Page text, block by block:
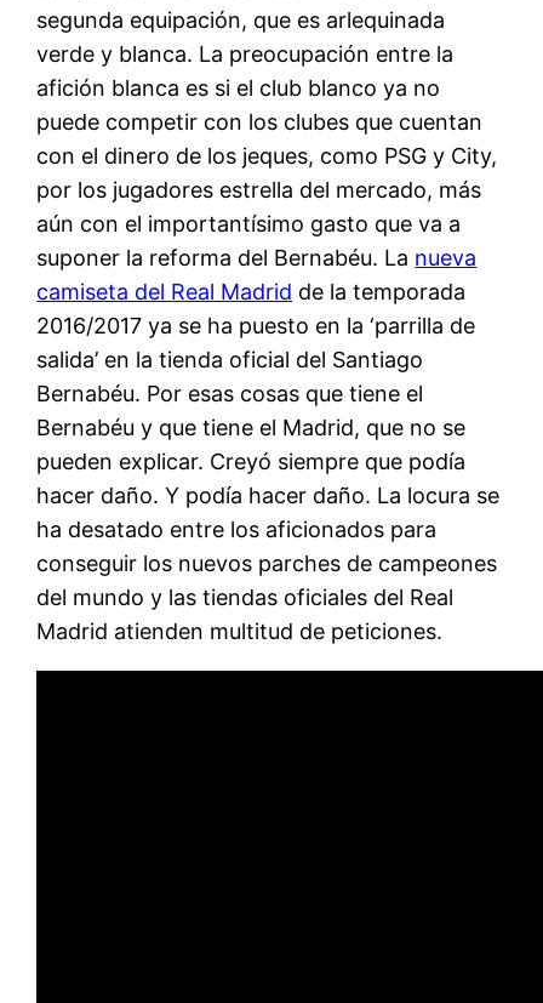
segunda equipación, que es arlequinada
verde y blanca. La preocupación entre la
afición blanca es si el club blanco ya no
puede competir con los clubes que cuentan
con el dinero de los jeques, como PSG y City,
por los jugadores estrella del mercado, más
aún con el importantísimo gasto que va a
suponer la reforma del Bernabéu. La nueva
camiseta del Real Madrid de la temporada
2016/2017 ya se ha puesto en la ‘parrilla de
salida’ en la tienda oficial del Santiago
Bernabéu. Por esas cosas que tiene el
Bernabéu y que tiene el Madrid, que no se
pueden explicar. Creyó siempre que podía
hacer daño. Y podía hacer daño. La locura se
ha desatado entre los aficionados para
conseguir los nuevos parches de campeones
del mundo y las tiendas oficiales del Real
Madrid atienden multitud de peticiones.